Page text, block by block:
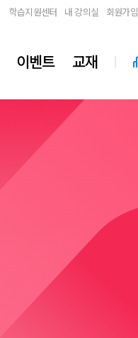
학습지원센터 내 강의실 회원가입
이벤트 교재